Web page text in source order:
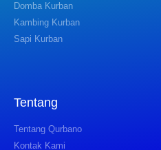
Domba Kurban
Kambing Kurban
Sapi Kurban
Tentang
Tentang Qurbano
Kontak Kami